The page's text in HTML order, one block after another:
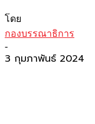
โดย
กองบรรณาธิการ
-
3 กุมภาพันธ์ 2024